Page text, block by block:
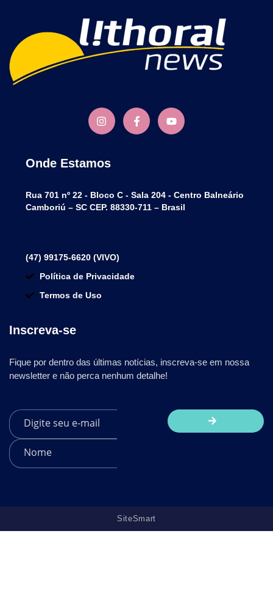
Onde Estamos
Rua 701 nº 22 - Bloco C - Sala 204 - Centro Balneário
Camboriú – SC CEP. 88330-711 – Brasil
(47) 99175-6620 (VIVO)
Política de Privacidade
Termos de Uso
Inscreva-se
Fique por dentro das últimas notícias, inscreva-se em nossa
newsletter e não perca nenhum detalhe!
SiteSmart